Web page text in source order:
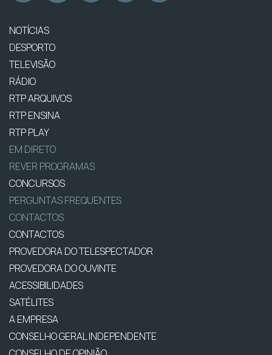
NOTÍCIAS
DESPORTO
TELEVISÃO
RÁDIO
RTP ARQUIVOS
RTP ENSINA
RTP PLAY
EM DIRETO
REVER PROGRAMAS
CONCURSOS
PERGUNTAS FREQUENTES
CONTACTOS
CONTACTOS
PROVEDORA DO TELESPECTADOR
PROVEDORA DO OUVINTE
ACESSIBILIDADES
SATÉLITES
A EMPRESA
CONSELHO GERAL INDEPENDENTE